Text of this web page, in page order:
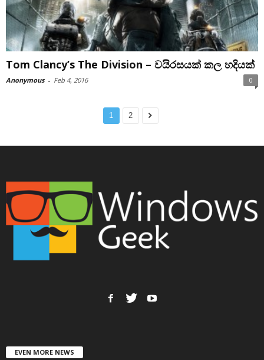
Tom Clancy’s The Division – වයිරසයක් කල හදියක්
Anonymous - Feb 4, 2016 0
1 2
EVEN MORE NEWS